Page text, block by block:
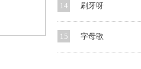
14 刷牙呀
15 字母歌